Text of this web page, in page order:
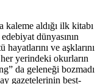
kaleme aldığı ilk kitabı
dünyasının
hayatlarını ve aşklarını
yerindeki okurların
da geleneği bozmadı
gazetelerinin best-